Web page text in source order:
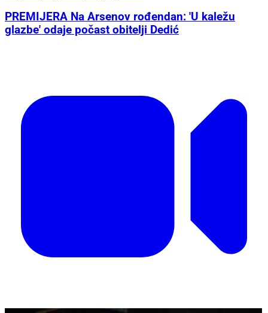
PREMIJERA Na Arsenov rođendan: 'U kaležu
glazbe' odaje počast obitelji Dedić